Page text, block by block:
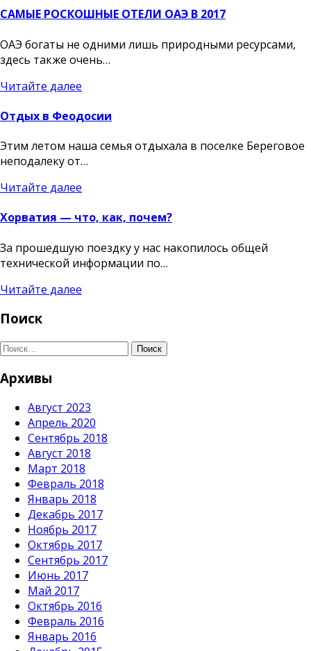
САМЫЕ РОСКОШНЫЕ ОТЕЛИ ОАЭ В 2017
ОАЭ богаты не одними лишь природными ресурсами,
здесь также очень…
Читайте далее
Отдых в Феодосии
Этим летом наша семья отдыхала в поселке Береговое
неподалеку от…
Читайте далее
Хорватия — что, как, почем?
За прошедшую поездку у нас накопилось общей
технической информации по…
Читайте далее
Поиск
Поиск
Архивы
Август 2023
Апрель 2020
Сентябрь 2018
Август 2018
Март 2018
Февраль 2018
Январь 2018
Декабрь 2017
Ноябрь 2017
Октябрь 2017
Сентябрь 2017
Июнь 2017
Май 2017
Октябрь 2016
Февраль 2016
Январь 2016